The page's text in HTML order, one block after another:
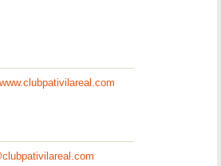
www.clubpativilareal.com